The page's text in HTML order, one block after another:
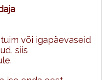
või igapäevaseid
siis